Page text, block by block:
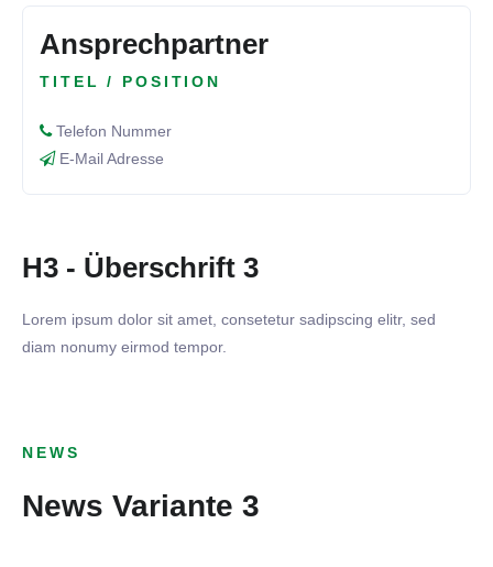
Ansprechpartner
TITEL / POSITION
Telefon Nummer
E-Mail Adresse
H3 - Überschrift 3
Lorem ipsum dolor sit amet, consetetur sadipscing elitr, sed
diam nonumy eirmod tempor.
NEWS
News Variante 3
10. AUGUST 2020